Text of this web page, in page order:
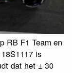
RB F1 Team en
is
dat het ± 30